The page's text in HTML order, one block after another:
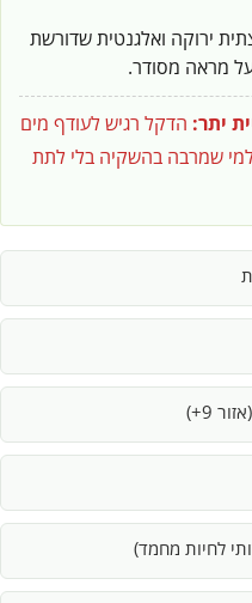
ירוקה ואלגנטית שדורשת
מראה מסודר.
יתר: הדקל רגיש לעודף מים
למי שמרבה בהשקיה בלי לתת
לחיות מחמד)